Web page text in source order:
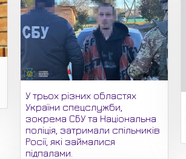
У трьох різних областях
України спецслужби,
зокрема СБУ та Національна
поліція, затримали спільників
Росії, які займалися
підпалами.